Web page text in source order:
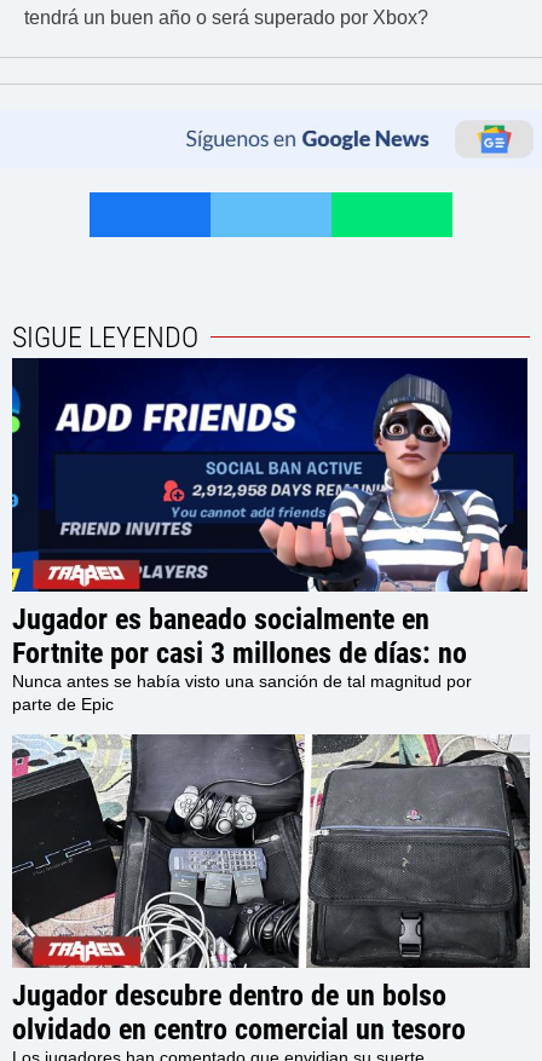
tendrá un buen año o será superado por Xbox?
SIGUE LEYENDO
Jugador es baneado socialmente en
Fortnite por casi 3 millones de días: no
podrá interactuar con otros usuarios en el
juego por los próximos 7980 Años
Nunca antes se había visto una sanción de tal magnitud por
parte de Epic
Jugador descubre dentro de un bolso
olvidado en centro comercial un tesoro